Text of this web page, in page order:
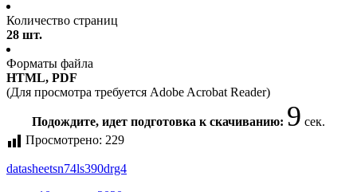
Количество страниц
28 шт.
Форматы файла
HTML, PDF
(Для просмотра требуется Adobe Acrobat Reader)
Подождите, идет подготовка к скачиванию: 9 сек.
Просмотрено: 229
datasheetsn74ls390drg4